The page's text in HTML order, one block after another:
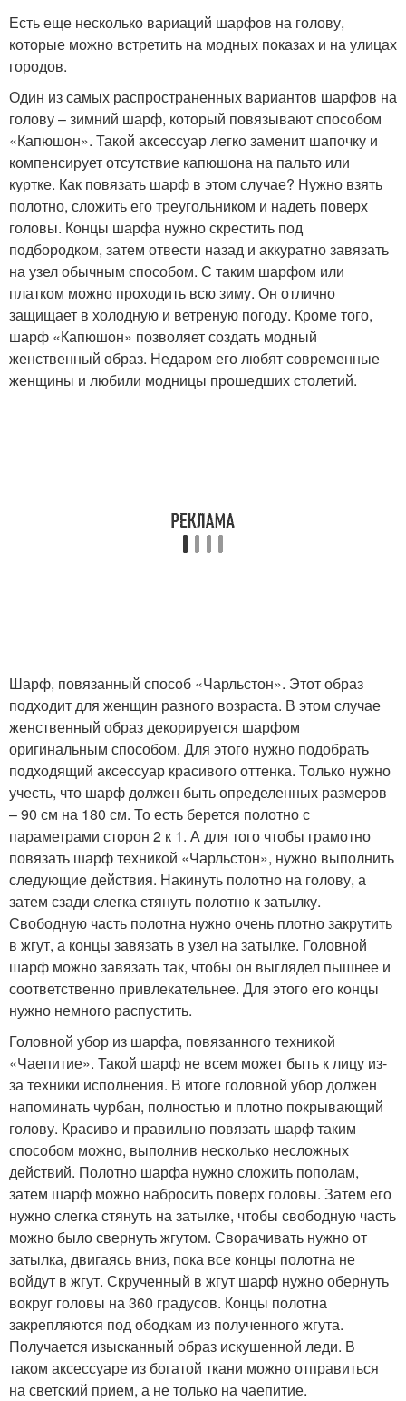
Есть еще несколько вариаций шарфов на голову,
которые можно встретить на модных показах и на улицах
городов.
Один из самых распространенных вариантов шарфов на
голову – зимний шарф, который повязывают способом
«Капюшон». Такой аксессуар легко заменит шапочку и
компенсирует отсутствие капюшона на пальто или
куртке. Как повязать шарф в этом случае? Нужно взять
полотно, сложить его треугольником и надеть поверх
головы. Концы шарфа нужно скрестить под
подбородком, затем отвести назад и аккуратно завязать
на узел обычным способом. С таким шарфом или
платком можно проходить всю зиму. Он отлично
защищает в холодную и ветреную погоду. Кроме того,
шарф «Капюшон» позволяет создать модный
женственный образ. Недаром его любят современные
женщины и любили модницы прошедших столетий.
Шарф, повязанный способ «Чарльстон». Этот образ
подходит для женщин разного возраста. В этом случае
женственный образ декорируется шарфом
оригинальным способом. Для этого нужно подобрать
подходящий аксессуар красивого оттенка. Только нужно
учесть, что шарф должен быть определенных размеров
– 90 см на 180 см. То есть берется полотно с
параметрами сторон 2 к 1. А для того чтобы грамотно
повязать шарф техникой «Чарльстон», нужно выполнить
следующие действия. Накинуть полотно на голову, а
затем сзади слегка стянуть полотно к затылку.
Свободную часть полотна нужно очень плотно закрутить
в жгут, а концы завязать в узел на затылке. Головной
шарф можно завязать так, чтобы он выглядел пышнее и
соответственно привлекательнее. Для этого его концы
нужно немного распустить.
Головной убор из шарфа, повязанного техникой
«Чаепитие». Такой шарф не всем может быть к лицу из-
за техники исполнения. В итоге головной убор должен
напоминать чурбан, полностью и плотно покрывающий
голову. Красиво и правильно повязать шарф таким
способом можно, выполнив несколько несложных
действий. Полотно шарфа нужно сложить пополам,
затем шарф можно набросить поверх головы. Затем его
нужно слегка стянуть на затылке, чтобы свободную часть
можно было свернуть жгутом. Сворачивать нужно от
затылка, двигаясь вниз, пока все концы полотна не
войдут в жгут. Скрученный в жгут шарф нужно обернуть
вокруг головы на 360 градусов. Концы полотна
закрепляются под ободкам из полученного жгута.
Получается изысканный образ искушенной леди. В
таком аксессуаре из богатой ткани можно отправиться
на светский прием, а не только на чаепитие.